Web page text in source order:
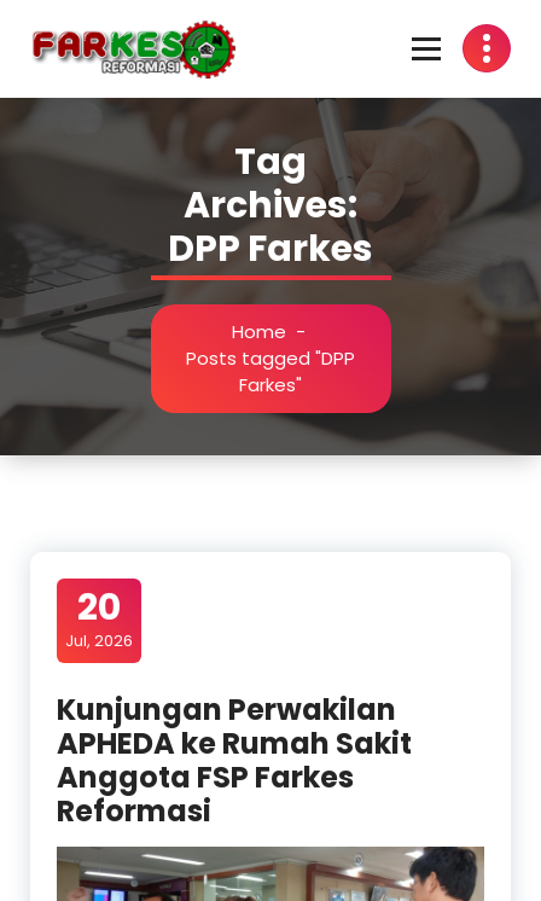
content
Tag
Archives:
DPP Farkes
Home -
Posts tagged "DPP
Farkes"
20
Jul, 2026
Kunjungan Perwakilan
APHEDA ke Rumah Sakit
Anggota FSP Farkes
Reformasi